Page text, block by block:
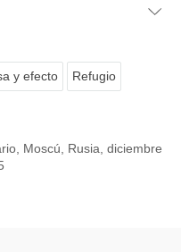
y efecto Refugio
Moscú, Rusia, diciembre